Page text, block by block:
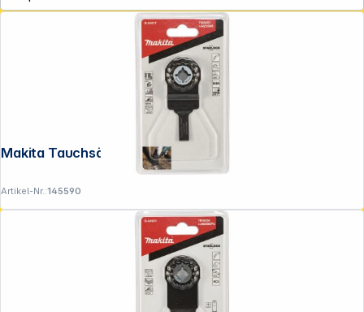
Makita Tauchsägebl. 10mm TMA057
Artikel-Nr.:145590